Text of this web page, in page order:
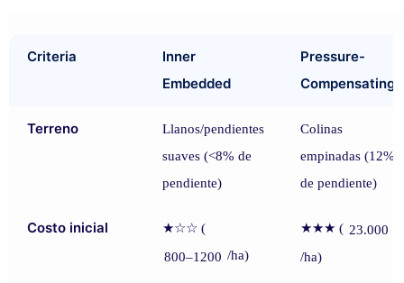
Criteria
Inner
Embedded
Pressure-
Compensating
Terreno
Llanos/pendientes
suaves (<8% de
pendiente)
Colinas
empinadas (12%
de pendiente)
Costo inicial
★☆☆ (
800–1200 /ha)
★★★ ( 23.000
/ha)